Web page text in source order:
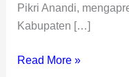
Pikri Anandi,
Kabupaten […]
Read More »